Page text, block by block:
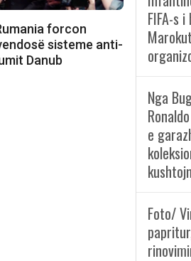
forcon
sisteme anti-
Danub
FIFA-s
Nga
e
Foto/